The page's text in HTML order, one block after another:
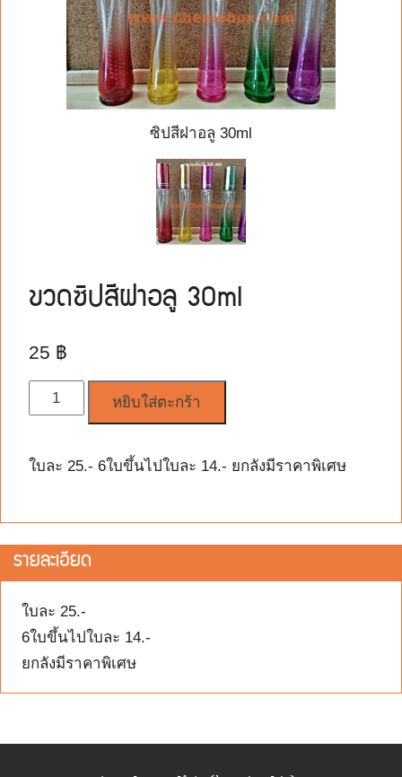
ซิปสีฝาอลู 30ml
ขวดซิปสีฝาอลู 30ml
25 ฿
จำนวน
หยิบใส่ตะกร้า
ใบละ 25.- 6ใบขึ้นไปใบละ 14.- ยกลังมีราคาพิเศษ
รายละเอียด
ใบละ 25.-
6ใบขึ้นไปใบละ 14.-
ยกลังมีราคาพิเศษ